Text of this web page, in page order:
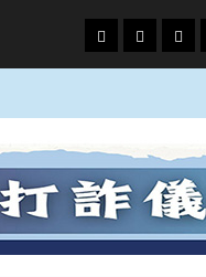
頭
條
財
經
地
方.